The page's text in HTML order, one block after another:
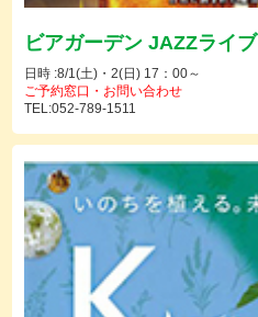
ビアガーデン JAZZライブ
日時 :8/1(土)・2(日) 17：00～
ご予約窓口・お問い合わせ
TEL:052-789-1511